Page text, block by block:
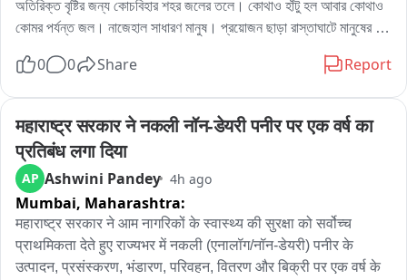
অতিরিক্ত বৃষ্টির জন্য কোচবিহার শহর জলের তলে। কোথাও হাঁটু হল আবার কোথাও
কোমর পর্যন্ত জল। নাজেহাল সাধারণ মানুষ। প্রয়োজন ছাড়া রাস্তাঘাটে মানুষের
মানুষ।
0 0 Share Report
महाराष्ट्र सरकार ने नकली नॉन-डेयरी पनीर पर एक वर्ष का
प्रतिबंध लगा दिया
AP Ashwini Pandey 4h ago
Mumbai, Maharashtra:
महाराष्ट्र सरकार ने आम नागरिकों के स्वास्थ्य की सुरक्षा को सर्वोच्च
प्राथमिकता देते हुए राज्यभर में नकली (एनालॉग/नॉन-डेयरी) पनीर के
उत्पादन, प्रसंस्करण, भंडारण, परिवहन, वितरण और बिक्री पर एक वर्ष के